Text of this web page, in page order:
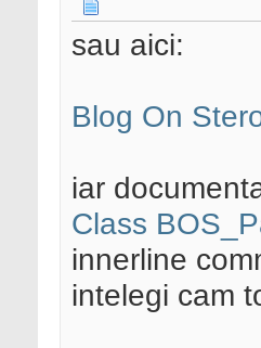
sau aici:
Blog On
iar
Class
innerline
intelegi cam